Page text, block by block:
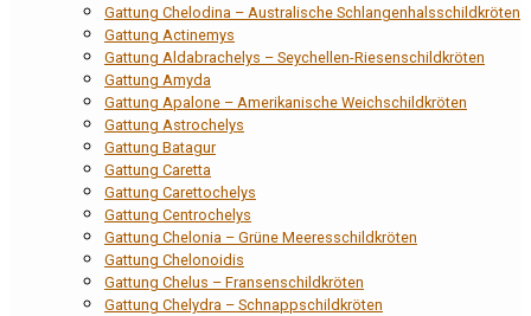
Gattung Chelodina – Australische Schlangenhalsschildkröten
Gattung Actinemys
Gattung Aldabrachelys – Seychellen-Riesenschildkröten
Gattung Amyda
Gattung Apalone – Amerikanische Weichschildkröten
Gattung Astrochelys
Gattung Batagur
Gattung Caretta
Gattung Carettochelys
Gattung Centrochelys
Gattung Chelonia – Grüne Meeresschildkröten
Gattung Chelonoidis
Gattung Chelus – Fransenschildkröten
Gattung Chelydra – Schnappschildkröten